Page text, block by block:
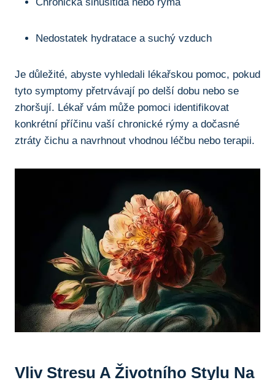
Nedostatek ⁣hydratace a ⁤suchý vzduch
Je důležité, abyste vyhledali lékařskou‍ pomoc, pokud‍
tyto symptomy⁣ přetrvávají po delší dobu nebo se
⁣zhoršují. ⁢Lékař vám může pomoci ​identifikovat
konkrétní příčinu⁤ vaší chronické rýmy a dočasné
ztráty čichu a​ navrhnout vhodnou léčbu nebo⁢ terapii.
Vliv Stresu A Životního Stylu ​na